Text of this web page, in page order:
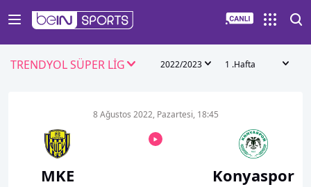
TRENDYOL SÜPER LİG 2022/2023 1 .Hafta
MKE
8 Ağustos 2022, Pazartesi, 18:45
Konyaspor